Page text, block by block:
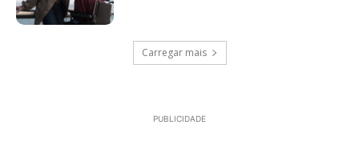
Carregar mais
PUBLICIDADE